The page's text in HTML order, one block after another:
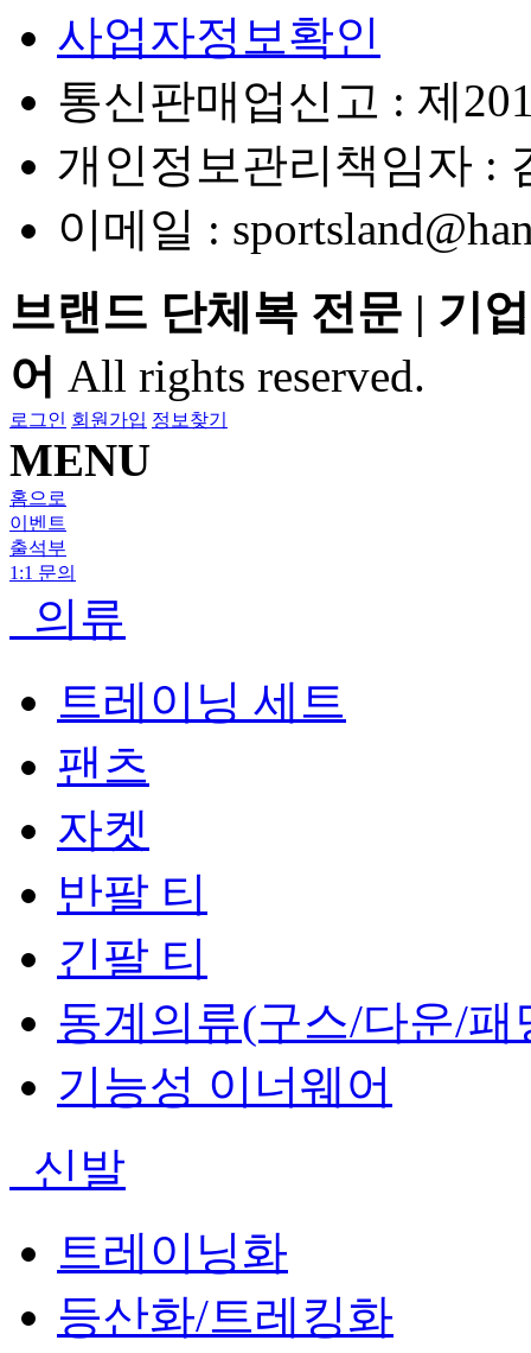
사업자정보확인
통신판매업신고 : 제
개인정보관리책임자 :
이메일 :
브랜드 단체복 전문 | 기
어 All rights reserved.
로그인 회원가입 정보찾기
MENU
홈으로
이벤트
출석부
1:1 문의
의류
트레이닝 세트
팬츠
자켓
반팔 티
긴팔 티
동계의류(구스/다운/패
기능성 이너웨어
신발
트레이닝화
등산화/트레킹화